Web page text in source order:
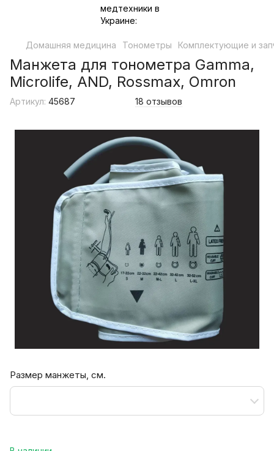
Домашняя медицина Тонометры Комплектующие и
Манжета для тонометра Gamma,
Microlife, AND, Rossmax, Omron
Артикул: 45687 18 отзывов
Размер манжеты, см.